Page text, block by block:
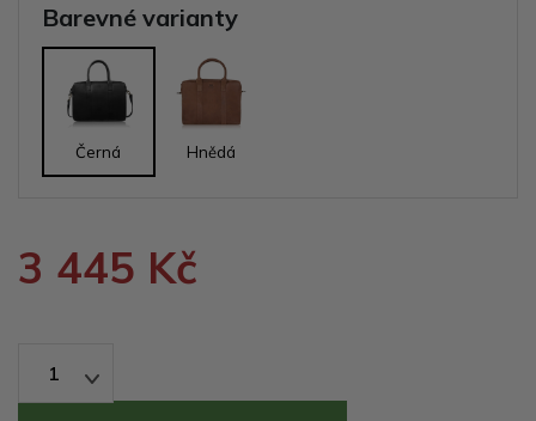
Barevné varianty
Černá Hnědá
3 445 Kč
1